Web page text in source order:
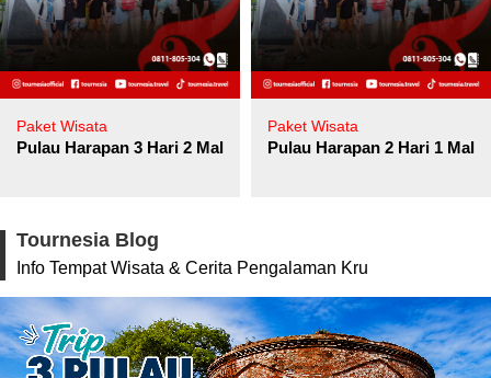
Paket Wisata
Pulau Harapan 3 Hari 2 Malam
Paket Wisata
Pulau Harapan 2 Hari 1
Tournesia Blog
Info Tempat Wisata & Cerita Pengalaman Kru